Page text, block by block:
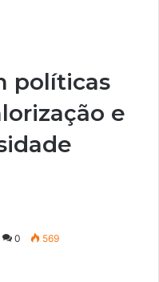
políticas
e
0 569